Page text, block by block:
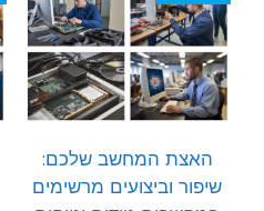
האצת המחשב שלכם:
שיפור וביצועים מרשימים